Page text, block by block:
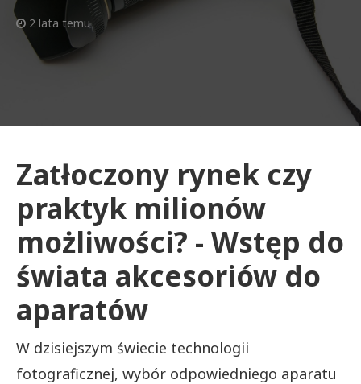
2 lata temu
Zatłoczony rynek czy
praktyk milionów
możliwości? - Wstęp do
świata akcesoriów do
aparatów
W dzisiejszym świecie technologii
fotograficznej, wybór odpowiedniego aparatu